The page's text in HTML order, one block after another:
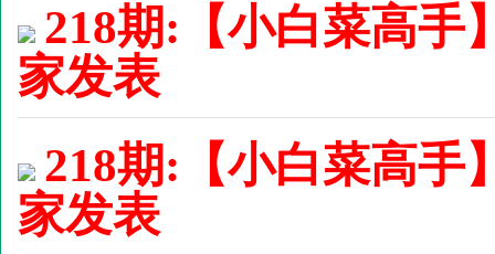
218期:【小白菜高手
家发表
218期:【小白菜高手
家发表